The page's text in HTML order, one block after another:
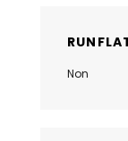
Non